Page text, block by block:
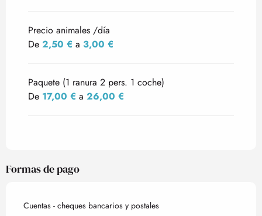
Precio animales /día
De 2,50 € a 3,00 €
Paquete (1 ranura 2 pers. 1 coche)
De 17,00 € a 26,00 €
Formas de pago
Cuentas - cheques bancarios y postales